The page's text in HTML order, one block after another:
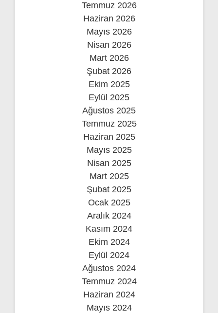
Temmuz 2026
Haziran 2026
Mayıs 2026
Nisan 2026
Mart 2026
Şubat 2026
Ekim 2025
Eylül 2025
Ağustos 2025
Temmuz 2025
Haziran 2025
Mayıs 2025
Nisan 2025
Mart 2025
Şubat 2025
Ocak 2025
Aralık 2024
Kasım 2024
Ekim 2024
Eylül 2024
Ağustos 2024
Temmuz 2024
Haziran 2024
Mayıs 2024